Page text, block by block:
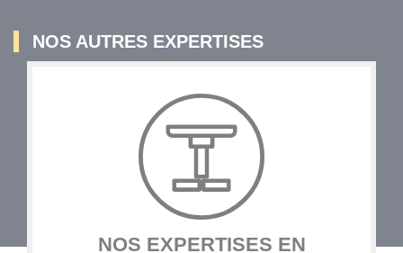
NOS AUTRES EXPERTISES
NOS EXPERTISES EN